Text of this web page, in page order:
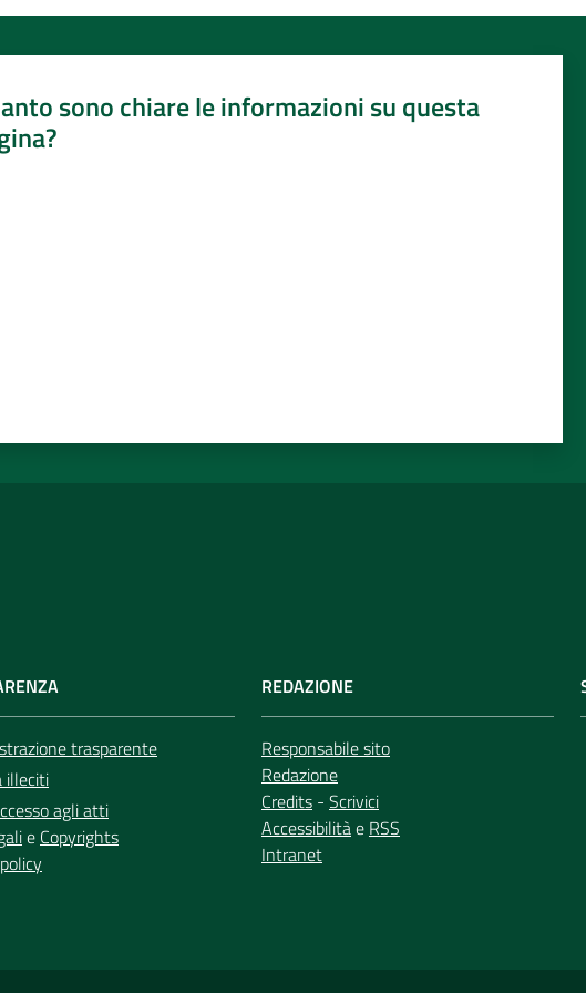
sono chiare le informazioni su questa
trasparente
illeciti
agli atti
e Copyrights
REDAZIONE
Responsabile sito
Redazione
Credits - Scrivici
Accessibilitàe RSS
Intranet